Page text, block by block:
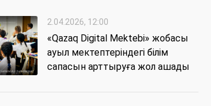
2.04.2026, 12:00
«Qazaq Digital Mektebi» жобасы
ауыл мектептеріндегі білім
сапасын арттыруға жол ашады